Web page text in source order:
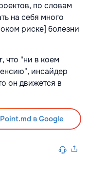
по словам
на себя много
риске] болезни
что "ни в коем
инсайдер
он движется в
в Google